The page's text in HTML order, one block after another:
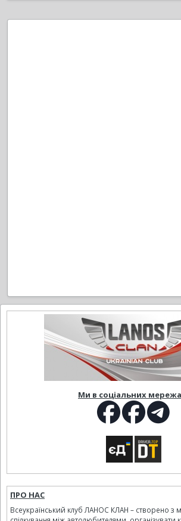
Ми в соціальних
ПРО НАС
Всеукраїнський клуб ЛАНОС КЛАН – створено з